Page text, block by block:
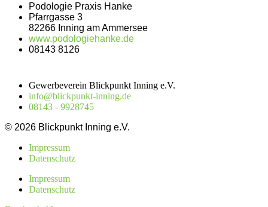
Podo­lo­gie Pra­xis Hanke
Pfarr­gas­se 3
82266 Inning am Ammersee
www.podologiehanke.de
08143 8126
Gewerbeverein Blickpunkt Inning e.V.
info@blickpunkt-inning.de
08143 - 9928745
© 2026 Blickpunkt Inning e.V.
Impressum
Datenschutz
Impressum
Datenschutz